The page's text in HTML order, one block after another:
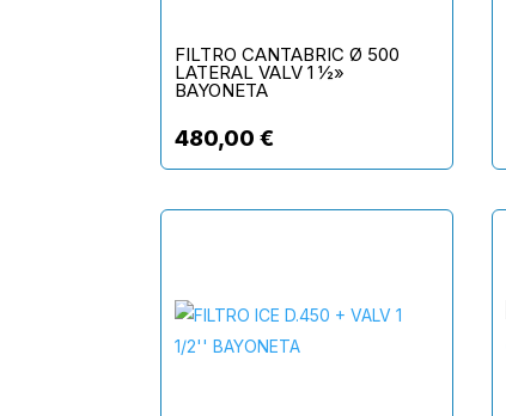
FILTRO CANTABRIC Ø 500
LATERAL VALV 1 ½»
BAYONETA
480,00€